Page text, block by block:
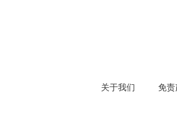
关于我们 免责